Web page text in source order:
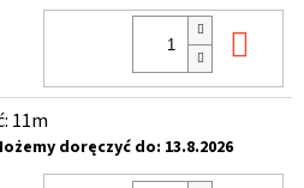
11m
doręczyć do: 13.8.2026